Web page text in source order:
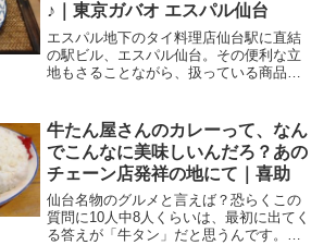
♪｜東京ガバオ エスパル仙台
エスパル地下のタイ料理店仙台駅に直結
の駅ビル、エスパル仙台。その便利な立
地もさることながら、扱っている商品や
本を使って通勤していたので、JREカー
ドっていうクレジット...
牛たん屋さんのカレーって、なん
でこんなに美味しいんだろ？あの
チェーン店発祥の地にて｜喜助
仙台名物のグルメと言えば？恐らくこの
質問に10人中8人くらいは、最初に出てく
る答えが「牛タン」だと思うんです。今